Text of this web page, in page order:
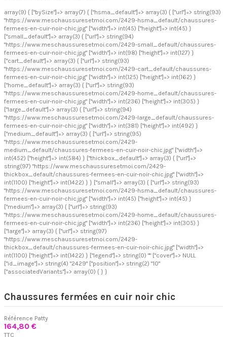
array(9) { ["bySize"]=> array(7) { ["hsma_default"]=> array(3) { ["url"]=> string(93)
"https://www.meschaussuresetmoi.com/2429-hsma_default/chaussures-
fermees-en-cuir-noir-chic.jpg" ["width"]=> int(45) ["height"]=> int(45) }
["small_default"]=> array(3) { ["url"]=> string(94)
"https://www.meschaussuresetmoi.com/2429-small_default/chaussures-
fermees-en-cuir-noir-chic.jpg" ["width"]=> int(98) ["height"]=> int(127) }
["cart_default"]=> array(3) { ["url"]=> string(93)
"https://www.meschaussuresetmoi.com/2429-cart_default/chaussures-
fermees-en-cuir-noir-chic.jpg" ["width"]=> int(125) ["height"]=> int(162) }
["home_default"]=> array(3) { ["url"]=> string(93)
"https://www.meschaussuresetmoi.com/2429-home_default/chaussures-
fermees-en-cuir-noir-chic.jpg" ["width"]=> int(236) ["height"]=> int(305) }
["large_default"]=> array(3) { ["url"]=> string(94)
"https://www.meschaussuresetmoi.com/2429-large_default/chaussures-
fermees-en-cuir-noir-chic.jpg" ["width"]=> int(381) ["height"]=> int(492) }
["medium_default"]=> array(3) { ["url"]=> string(95)
"https://www.meschaussuresetmoi.com/2429-
medium_default/chaussures-fermees-en-cuir-noir-chic.jpg" ["width"]=>
int(452) ["height"]=> int(584) } ["thickbox_default"]=> array(3) { ["url"]=>
string(97) "https://www.meschaussuresetmoi.com/2429-
thickbox_default/chaussures-fermees-en-cuir-noir-chic.jpg" ["width"]=>
int(1100) ["height"]=> int(1422) } } ["small"]=> array(3) { ["url"]=> string(93)
"https://www.meschaussuresetmoi.com/2429-hsma_default/chaussures-
fermees-en-cuir-noir-chic.jpg" ["width"]=> int(45) ["height"]=> int(45) }
["medium"]=> array(3) { ["url"]=> string(93)
"https://www.meschaussuresetmoi.com/2429-home_default/chaussures-
fermees-en-cuir-noir-chic.jpg" ["width"]=> int(236) ["height"]=> int(305) }
["large"]=> array(3) { ["url"]=> string(97)
"https://www.meschaussuresetmoi.com/2429-
thickbox_default/chaussures-fermees-en-cuir-noir-chic.jpg" ["width"]=>
int(1100) ["height"]=> int(1422) } ["legend"]=> string(0) "" ["cover"]=> NULL
["id_image"]=> string(4) "2429" ["position"]=> string(2) "10"
["associatedVariants"]=> array(0) { } }
Chaussures fermées en cuir noir chic
Référence Patty
164,80 €
TTC